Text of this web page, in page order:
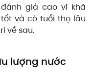
giá cao vì khả
và có tuổi thọ lâu
về sau.
lượng nước